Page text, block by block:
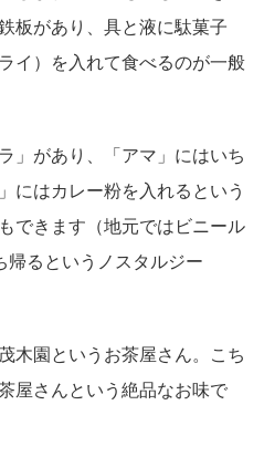
板があり、具と液に駄菓子
イ）を入れて食べるのが一般
」があり、「アマ」にはいち
にはカレー粉を入れるという
できます（地元ではビニール
るというノスタルジー
木園というお茶屋さん。こち
屋さんという絶品なお味で